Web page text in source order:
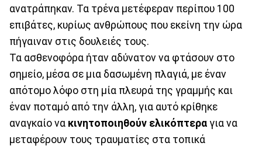
ανατράπηκαν. Τα τρένα μετέφεραν περίπου 100
επιβάτες, κυρίως ανθρώπους που εκείνη την ώρα
πήγαιναν στις δουλειές τους.
Τα ασθενοφόρα ήταν αδύνατον να φτάσουν στο
σημείο, μέσα σε μια δασωμένη πλαγιά, με έναν
απότομο λόφο στη μία πλευρά της γραμμής και
έναν ποταμό από την άλλη, για αυτό κρίθηκε
αναγκαίο να κινητοποιηθούν ελικόπτερα για να
μεταφέρουν τους τραυματίες στα τοπικά